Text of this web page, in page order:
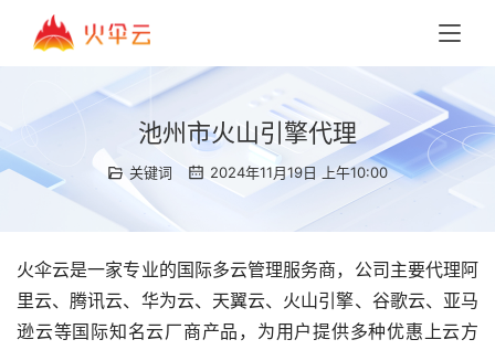
池州市火山引擎代理
关键词 2024年11月19日 上午10:00
火伞云是一家专业的国际多云管理服务商，公司主要代理阿
里云、腾讯云、华为云、天翼云、火山引擎、谷歌云、亚马
逊云等国际知名云厂商产品，为用户提供多种优惠上云方